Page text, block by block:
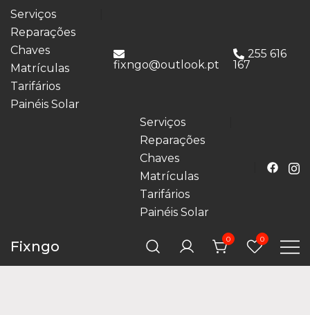
Serviços
Reparações
Chaves
Matrículas
Tarifários
Painéis Solar
fixngo@outlook.pt
255 616
167
Serviços
Reparações
Chaves
Matrículas
Tarifários
Painéis Solar
Fixngo 0 0